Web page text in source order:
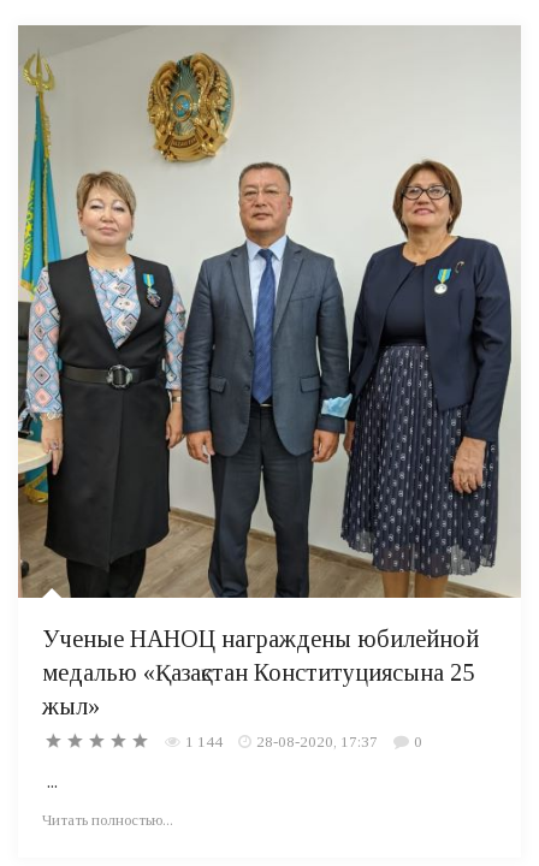
Ученые НАНОЦ награждены юбилейной
медалью «Қазақстан Конституциясына 25
жыл»
1 144 28-08-2020, 17:37 0
...
Читать полностью...